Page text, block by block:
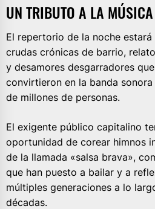
UN TRIBUTO A LA
El repertorio de la noche
crudas crónicas de barrio,
y desamores desgarradores
convirtieron en la banda
de millones de personas.
El exigente público capitalino
oportunidad de corear himnos
de la llamada «salsa brava»,
que han puesto a bailar y a
múltiples generaciones a lo
décadas.